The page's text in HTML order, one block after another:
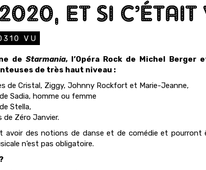
ET SI C’ÉTAIT
VU
deStarmania, l’Opéra Rock de Michel Berger
de très haut niveau :
de Cristal, Ziggy, Johnny Rockfort et Marie-Jeanne,
Sadia, homme ou femme
Stella,
de Zéro Janvier.
avoir des notions de danse et de comédie et pourront
n’est pas obligatoire.